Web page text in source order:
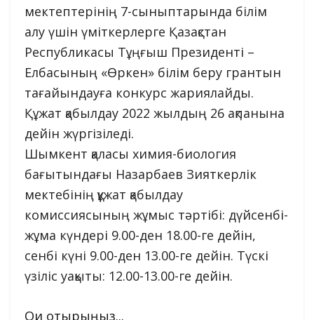
мектептерінің 7-сыныптарында білім
алу үшін үміткерлерге Қазақстан
Республикасы Тұңғыш Президенті –
Елбасының «Өркен» білім беру грантын
тағайындауға конкурс жариялайды.
Құжат қабылдау 2022 жылдың 26 ақпанына
дейін жүргізіледі.
Шымкент қаласы химия-биология
бағытындағы Назарбаев Зияткерлік
мектебінің құжат қабылдау
комиссиясының жұмыс тәртібі: дүйсенбі-
жұма күндері 9.00-ден 18.00-ге дейін,
сенбі күні 9.00-ден 13.00-ге дейін. Түскі
үзіліс уақыты: 12.00-13.00-ге дейін.
Оқи отырыңыз...